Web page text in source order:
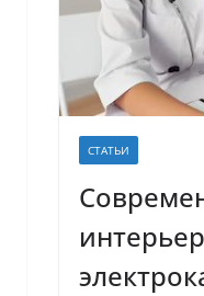
СТАТЬИ